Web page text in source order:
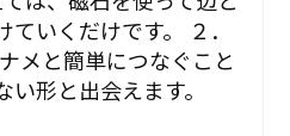
いくだけです。 ２．
メと簡単につなぐこと
形と出会えます。